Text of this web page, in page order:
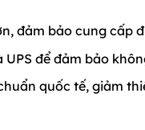
đảm bảo cung cấp
UPS để đảm bảo
quốc tế, giảm